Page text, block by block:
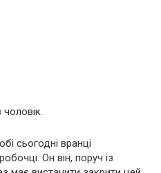
сьогодні вранці
Он він, поруч із